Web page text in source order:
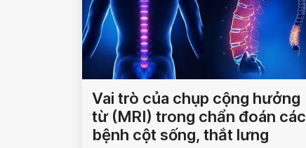
Vai trò của chụp cộng hưởng
từ (MRI) trong chẩn đoán các
bệnh cột sống, thắt lưng